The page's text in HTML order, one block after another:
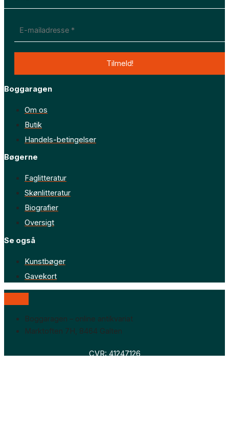
Boggaragen
Om os
Butik
Handels-betingelser
Bøgerne
Faglitteratur
Skønlitteratur
Biografier
Oversigt
Se også
Kunstbøger
Gavekort
Boggaragen – online antikvariat
Marktoften 7H, 8464 Galten
CVR: 41247126